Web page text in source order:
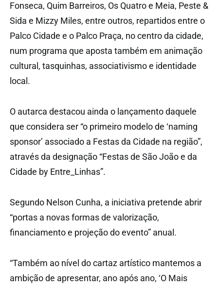
Fonseca, Quim Barreiros, Os Quatro e Meia, Peste &
Sida e Mizzy Miles, entre outros, repartidos entre o
Palco Cidade e o Palco Praça, no centro da cidade,
num programa que aposta também em animação
cultural, tasquinhas, associativismo e identidade
local.
O autarca destacou ainda o lançamento daquele
que considera ser “o primeiro modelo de ‘naming
sponsor’ associado a Festas da Cidade na região”,
através da designação “Festas de São João e da
Cidade by Entre_Linhas”.
Segundo Nelson Cunha, a iniciativa pretende abrir
“portas a novas formas de valorização,
financiamento e projeção do evento” anual.
“Também ao nível do cartaz artístico mantemos a
ambição de apresentar, ano após ano, ‘O Mais